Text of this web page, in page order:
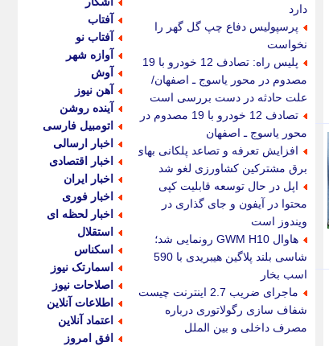
دارد
پرسپولیس دفاع چپ گل گهر را
نخواست
پلیس راه: تصادف 12 خودرو با 19
مصدوم در محور یاسوج ـ اصفهان/
علت حادثه در دست بررسی است
تصادف 12 خودرو با 19 مصدوم در
محور یاسوج ـ اصفهان
افزایش تعرفه و تصاعد پلکانی بهای
برق مشترکین کشاورزی لغو شد
اپل در حال توسعه قابلیت کپی
محتوا در آیفون و جای گذاری در
ویندوز است
هاوال GWM H10 رونمایی شد؛
شاسی بلند پلاگین هیبریدی با 590
اسب بخار
ماجرای ضریب 2.7 اینترنت چیست؟
شفاف سازی رگولاتوری درباره
مصرف داخلی و بین الملل
آفتاب
آفتاب نو
آوازه شهر
آوش
آهن نیوز
آینده روشن
اتومبیل فارسی
اخبار ارسالی
اخبار اقتصادی
اخبار ایران
اخبار فوری
اخبار لحظه ای
استقلال
اسکناس
اسمارتک نیوز
اصلاحات نیوز
اطلاعات آنلاین
اعتماد آنلاین
افق امروز